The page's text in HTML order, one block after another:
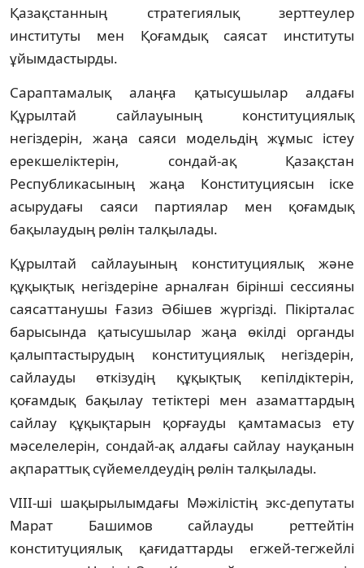
Қазақстанның стратегиялық зерттеулер
институты мен Қоғамдық саясат институты
ұйымдастырды.
Сараптамалық алаңға қатысушылар алдағы
Құрылтай сайлауының конституциялық
негіздерін, жаңа саяси модельдің жұмыс істеу
ерекшеліктерін, сондай-ақ Қазақстан
Республикасының жаңа Конституциясын іске
асырудағы саяси партиялар мен қоғамдық
бақылаудың рөлін талқылады.
Құрылтай сайлауының конституциялық және
құқықтық негіздеріне арналған бірінші сессияны
саясаттанушы Ғазиз Әбішев жүргізді. Пікірталас
барысында қатысушылар жаңа өкілді органды
қалыптастырудың конституциялық негіздерін,
сайлауды өткізудің құқықтық кепілдіктерін,
қоғамдық бақылау тетіктері мен азаматтардың
сайлау құқықтарын қорғауды қамтамасыз ету
мәселелерін, сондай-ақ алдағы сайлау науқанын
ақпараттық сүйемелдеудің рөлін талқылады.
VIII-ші шақырылымдағы Мәжілістің экс-депутаты
Марат Башимов сайлауды реттейтін
конституциялық қағидаттарды егжей-тегжейлі